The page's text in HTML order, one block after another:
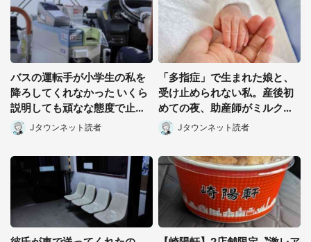
バスの運転手が小学生の私を
降ろしてくれなかった いくら
説明しても頑なな態度で止め
られ(北海道・50代女性)
Jタウンネット読者
「多指症」で生まれた娘と、
受け止められない私。産後初
めての夜、助産師がミルクを
あげてるのを見て...(静岡県・
20代女性)
Jタウンネット読者